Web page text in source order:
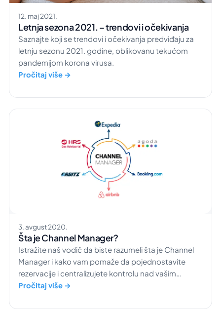
12. maj 2021.
Letnja sezona 2021. – trendovi i očekivanja
Saznajte koji se trendovi i očekivanja predviđaju za
letnju sezonu 2021. godine, oblikovanu tekućom
pandemijom korona virusa.
Pročitaj više →
3. avgust 2020.
Šta je Channel Manager?
Istražite naš vodič da biste razumeli šta je Channel
Manager i kako vam pomaže da pojednostavite
rezervacije i centralizujete kontrolu nad vašim
hotelom.
Pročitaj više →